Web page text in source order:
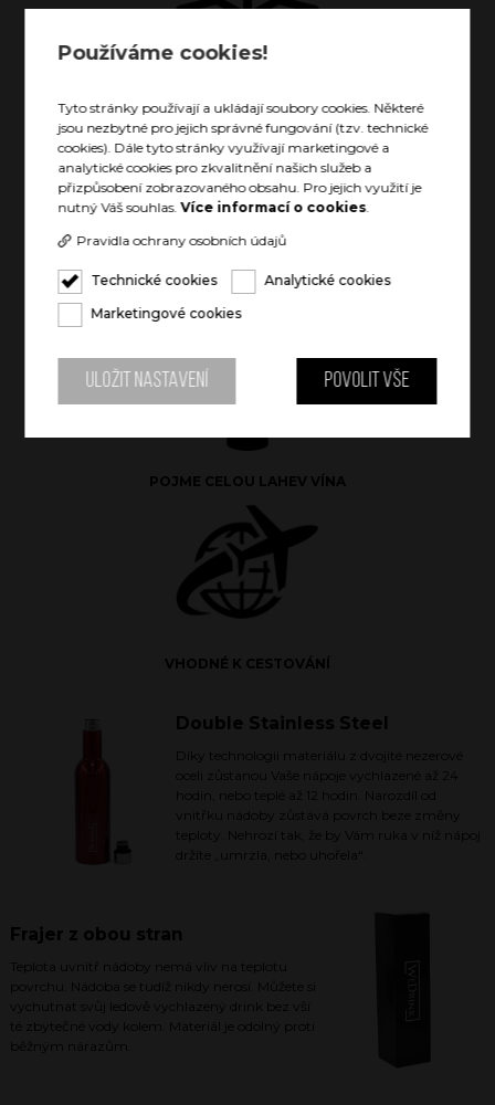
Používáme cookies!
Tyto stránky používají a ukládají soubory cookies. Některé
jsou nezbytné pro jejich správné fungování (tzv. technické
cookies). Dále tyto stránky využívají marketingové a
analytické cookies pro zkvalitnění našich služeb a
přizpůsobení zobrazovaného obsahu. Pro jejich využití je
nutný Váš souhlas.Více informací o cookies.
Pravidla ochrany osobních údajů
Technické cookies
Analytické cookies
Marketingové cookies
Uložit nastavení Povolit vše
VYCHLAZENÝ NÁPOJ AŽ 24 HODIN
POJME CELOU LAHEV VÍNA
VHODNÉ K CESTOVÁNÍ
Double Stainless Steel
Díky technologii materiálu z dvojité nezerové
oceli zůstanou Vaše nápoje vychlazené až 24
hodin, nebo teplé až 12 hodin. Narozdíl od
vnitřku nádoby zůstává povrch beze změny
teploty. Nehrozí tak, že by Vám ruka v níž nápoj
držíte „umrzla, nebo uhořela“.
Frajer z obou stran
Teplota uvnitř nádoby nemá vliv na teplotu
povrchu. Nádoba se tudíž nikdy nerosí. Můžete si
vychutnat svůj ledově vychlazený drink bez vší
té zbytečné vody kolem. Materiál je odolný proti
běžným nárazům.